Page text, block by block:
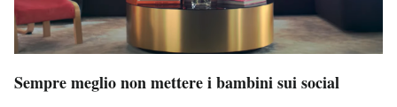
Sempre meglio non mettere i bambini sui social